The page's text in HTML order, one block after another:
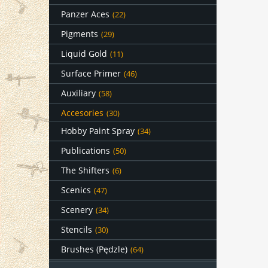
Panzer Aces (22)
Pigments (29)
Liquid Gold (11)
Surface Primer (46)
Auxiliary (58)
Accesories (30)
Hobby Paint Spray (34)
Publications (50)
The Shifters (6)
Scenics (47)
Scenery (34)
Stencils (30)
Brushes (Pędzle) (64)